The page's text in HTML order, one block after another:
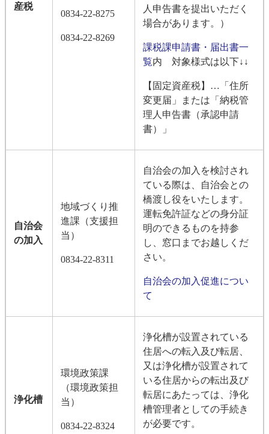
産税
0834-22-8275
0834-22-8269
人申告書を提出いただく
場合があります。）
課税課申請書・届出書一
覧内 対象様式は以下↓↓
【固定資産税】…「住所
変更届」または「納税管
理人申告書（承認申請
書）」
自治会
の加入
地域づくり推
進課（支援担
当）
0834-22-8311
自治会の加入を検討され
ている際は、自治会との
橋渡し役をいたします。
運転免許証などの身分証
明のできるものを持参
し、窓口までお越しくだ
さい。
自治会の加入促進につい
て
浄化槽
環境政策課
（環境政策担
当）
0834-22-8324
浄化槽が設置されている
住居への転入及び転居、
又は浄化槽が設置されて
いる住居からの転出及び
転居にあたっては、浄化
槽管理者としての手続き
が必要です。